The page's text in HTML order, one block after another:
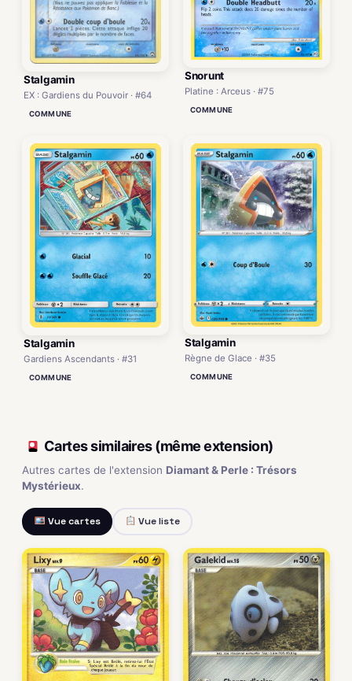
Stalgamin
EX : Gardiens du Pouvoir · #64
COMMUNE
Snorunt
Platine : Arceus · #75
COMMUNE
Stalgamin
Gardiens Ascendants · #31
COMMUNE
Stalgamin
Règne de Glace · #35
COMMUNE
Cartes similaires (même extension)
Autres cartes de l'extension Diamant & Perle : Trésors
Mystérieux.
Vue cartes Vue liste